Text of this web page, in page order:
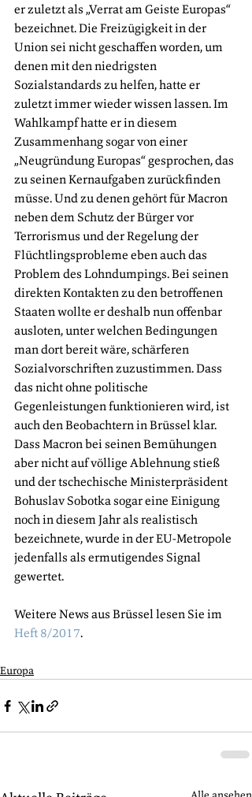
er zuletzt als „Verrat am Geiste Europas“
bezeichnet. Die Freizügigkeit in der
Union sei nicht geschaffen worden, um
denen mit den niedrigsten
Sozialstandards zu helfen, hatte er
zuletzt immer wieder wissen lassen. Im
Wahlkampf hatte er in diesem
Zusammenhang sogar von einer
„Neugründung Europas“ gesprochen, das
zu seinen Kernaufgaben zurückfinden
müsse. Und zu denen gehört für Macron
neben dem Schutz der Bürger vor
Terrorismus und der Regelung der
Flüchtlingsprobleme eben auch das
Problem des Lohndumpings. Bei seinen
direkten Kontakten zu den betroffenen
Staaten wollte er deshalb nun offenbar
ausloten, unter welchen Bedingungen
man dort bereit wäre, schärferen
Sozialvorschriften zuzustimmen. Dass
das nicht ohne politische
Gegenleistungen funktionieren wird, ist
auch den Beobachtern in Brüssel klar.
Dass Macron bei seinen Bemühungen
aber nicht auf völlige Ablehnung stieß
und der tschechische Ministerpräsident
Bohuslav Sobotka sogar eine Einigung
noch in diesem Jahr als realistisch
bezeichnete, wurde in der EU-Metropole
jedenfalls als ermutigendes Signal
gewertet.
Weitere News aus Brüssel lesen Sie im
Heft 8/2017.
Europa